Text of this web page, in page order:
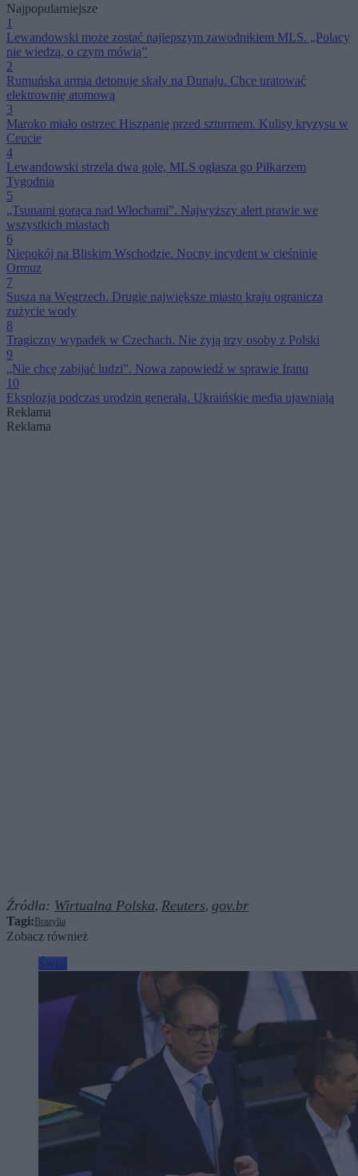
Najpopularniejsze
1
Lewandowski może zostać najlepszym zawodnikiem MLS. „Polacy
nie wiedzą, o czym mówią”
2
Rumuńska armia detonuje skały na Dunaju. Chce uratować
elektrownię atomową
3
Maroko miało ostrzec Hiszpanię przed szturmem. Kulisy kryzysu w
Ceucie
4
Lewandowski strzela dwa gole, MLS ogłasza go Piłkarzem
Tygodnia
5
„Tsunami gorąca nad Włochami”. Najwyższy alert prawie we
wszystkich miastach
6
Niepokój na Bliskim Wschodzie. Nocny incydent w cieśninie
Ormuz
7
Susza na Węgrzech. Drugie największe miasto kraju ogranicza
zużycie wody
8
Tragiczny wypadek w Czechach. Nie żyją trzy osoby z Polski
9
„Nie chcę zabijać ludzi”. Nowa zapowiedź w sprawie Iranu
10
Eksplozja podczas urodzin generała. Ukraińskie media ujawniają
Reklama
Reklama
Źródła: Wirtualna Polska, Reuters, gov.br
Tagi:Brazylia
Zobacz również